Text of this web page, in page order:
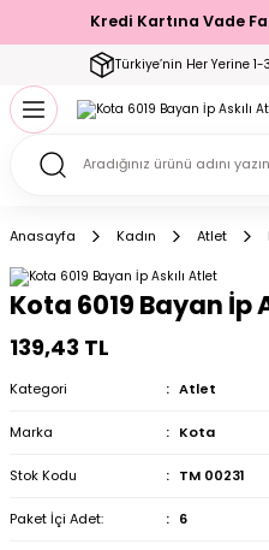
Kredi Kartına Vade
Türkiye’nin Her Yerine
Geri Dön
Geri Dön
Geri Dön
Geri Dön
Setler
Geri Dön
Geri Dön
Geri Dön
Çorap
Geri Dön
Geri Dön
Anasayfa Kadın Atlet
Kota 6019 Bayan İp
139,43 TL
Kategori Atlet
Marka Kota
Stok Kodu TM 00231
Paket İçi Adet: 6